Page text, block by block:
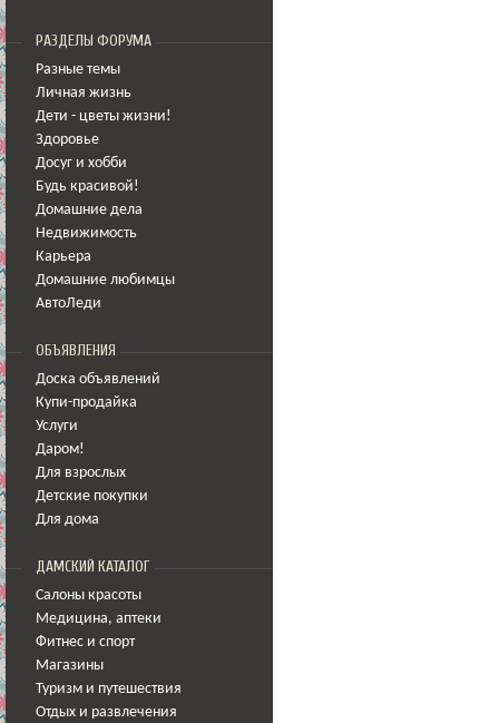
РАЗДЕЛЫ ФОРУМА
Разные темы
Личная жизнь
Дети - цветы жизни!
Здоровье
Досуг и хобби
Будь красивой!
Домашние дела
Недвижимость
Карьера
Домашние любимцы
АвтоЛеди
ОБЪЯВЛЕНИЯ
Доска объявлений
Купи-продайка
Услуги
Даром!
Для взрослых
Детские покупки
Для дома
ДАМСКИЙ КАТАЛОГ
Салоны красоты
Медицина, аптеки
Фитнес и спорт
Магазины
Туризм и путешествия
Отдых и развлечения